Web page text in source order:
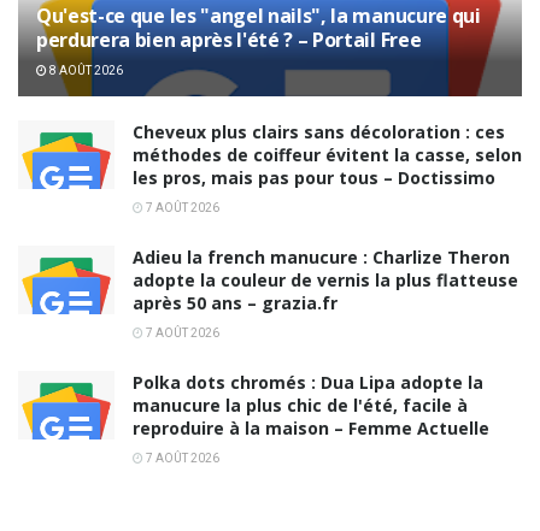
Qu'est-ce que les "angel nails", la manucure qui
perdurera bien après l'été ? – Portail Free
8 AOÛT 2026
Cheveux plus clairs sans décoloration : ces
méthodes de coiffeur évitent la casse, selon
les pros, mais pas pour tous – Doctissimo
7 AOÛT 2026
Adieu la french manucure : Charlize Theron
adopte la couleur de vernis la plus flatteuse
après 50 ans – grazia.fr
7 AOÛT 2026
Polka dots chromés : Dua Lipa adopte la
manucure la plus chic de l'été, facile à
reproduire à la maison – Femme Actuelle
7 AOÛT 2026